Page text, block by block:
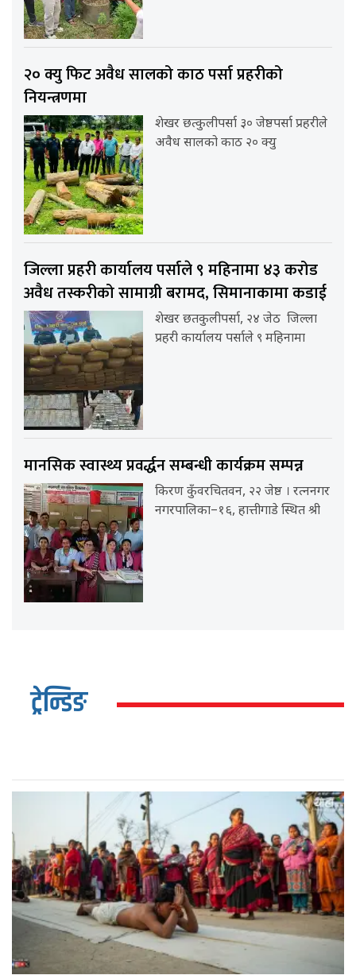
२० क्यु फिट अवैध सालको काठ पर्सा प्रहरीको
नियन्त्रणमा
शेखर छत्कुलीपर्सा ३० जेष्ठपर्सा प्रहरीले
अवैध सालको काठ २० क्यु
जिल्ला प्रहरी कार्यालय पर्साले ९ महिनामा ४३ करोड
अवैध तस्करीको सामाग्री बरामद, सिमानाकामा कडाई
शेखर छतकुलीपर्सा, २४ जेठ जिल्ला
प्रहरी कार्यालय पर्साले ९ महिनामा
मानसिक स्वास्थ्य प्रवर्द्धन सम्बन्धी कार्यक्रम सम्पन्न
किरण कुँवरचितवन, २२ जेष्ठ । रत्ननगर
नगरपालिका–१६, हात्तीगाडे स्थित श्री
ट्रेन्डिङ